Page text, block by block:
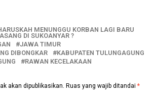
MENUNGGU KORBAN LAGI BARU
DI SUKOANYAR ?
JAWA TIMUR
DIBONGKAR
KABUPATEN TULUNGAGUNG
RAWAN KECELAKAAN
akan dipublikasikan. Ruas yang wajib ditandai *